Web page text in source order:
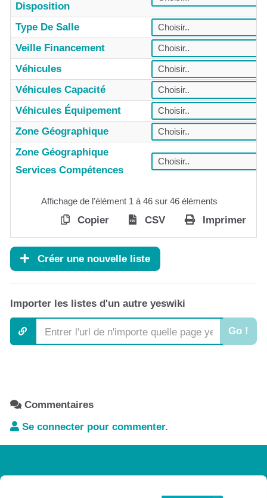
Disposition
Type De Salle
Veille Financement
Véhicules
Véhicules Capacité
Véhicules Équipement
Zone Géographique
Zone Géographique
Services Compétences
Affichage de l'élément 1 à 46 sur 46 éléments
Copier CSV Imprimer
Créer une nouvelle liste
Importer les listes d'un autre yeswiki
Go !
Commentaires
Se connecter pour commenter.